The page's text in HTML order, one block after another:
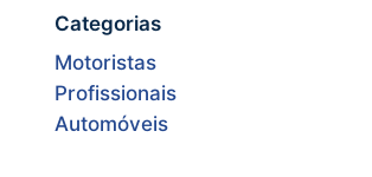
Categorias
Motoristas
Profissionais
Automóveis